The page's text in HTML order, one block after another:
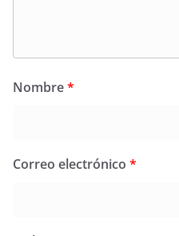
Nombre*
Correo electrónico *